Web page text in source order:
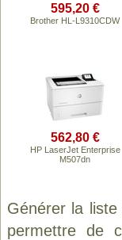
595,20 €
Brother HL-L9310CDW
562,80 €
HP LaserJet Enterprise
M507dn
Générer la
permettre de